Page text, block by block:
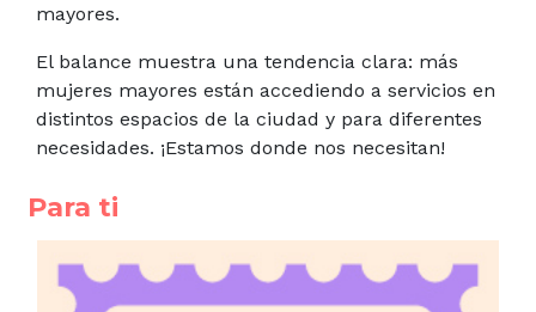
mayores.
El balance muestra una tendencia clara: más
mujeres mayores están accediendo a servicios en
distintos espacios de la ciudad y para diferentes
necesidades. ¡Estamos donde nos necesitan!
Para ti